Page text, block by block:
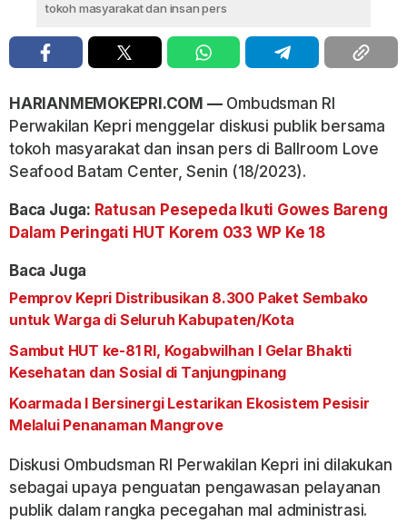
tokoh masyarakat dan insan pers
HARIANMEMOKEPRI.COM —Ombudsman RI
Perwakilan Kepri menggelar diskusi publik bersama
tokoh masyarakat dan insan pers di Ballroom Love
Seafood Batam Center, Senin (18/2023).
Baca Juga: Ratusan Pesepeda Ikuti Gowes Bareng
Dalam Peringati HUT Korem 033 WP Ke 18
Baca Juga
Pemprov Kepri Distribusikan 8.300 Paket Sembako
untuk Warga di Seluruh Kabupaten/Kota
Sambut HUT ke-81 RI, Kogabwilhan I Gelar Bhakti
Kesehatan dan Sosial di Tanjungpinang
Koarmada I Bersinergi Lestarikan Ekosistem Pesisir
Melalui Penanaman Mangrove
Diskusi Ombudsman RI Perwakilan Kepri ini dilakukan
sebagai upaya penguatan pengawasan pelayanan
publik dalam rangka pecegahan mal administrasi.